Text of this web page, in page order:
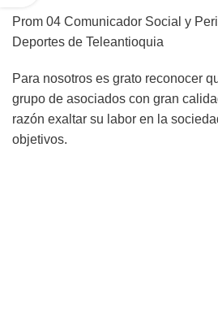
Prom 04 Comunicador Social y
Deportes de Teleantioquia
Para nosotros es grato reconocer
grupo de asociados con gran
razón exaltar su labor en la
objetivos.